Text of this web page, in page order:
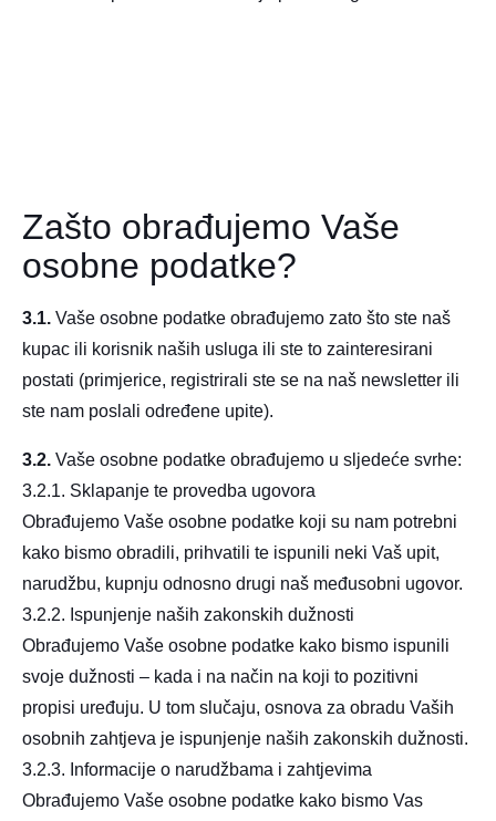
Zašto obrađujemo Vaše
osobne podatke?
3.1. Vaše osobne podatke obrađujemo zato što ste naš
kupac ili korisnik naših usluga ili ste to zainteresirani
postati (primjerice, registrirali ste se na naš newsletter ili
ste nam poslali određene upite).
3.2. Vaše osobne podatke obrađujemo u sljedeće svrhe:
3.2.1. Sklapanje te provedba ugovora
Obrađujemo Vaše osobne podatke koji su nam potrebni
kako bismo obradili, prihvatili te ispunili neki Vaš upit,
narudžbu, kupnju odnosno drugi naš međusobni ugovor.
3.2.2. Ispunjenje naših zakonskih dužnosti
Obrađujemo Vaše osobne podatke kako bismo ispunili
svoje dužnosti – kada i na način na koji to pozitivni
propisi uređuju. U tom slučaju, osnova za obradu Vaših
osobnih zahtjeva je ispunjenje naših zakonskih dužnosti.
3.2.3. Informacije o narudžbama i zahtjevima
Obrađujemo Vaše osobne podatke kako bismo Vas